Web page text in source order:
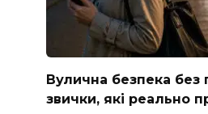
Вулична безпека без
звички, які реально